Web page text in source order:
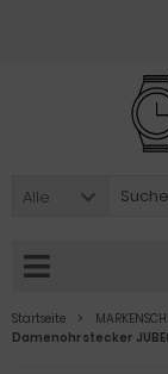
Alle
Startseite
Damenohrstecker